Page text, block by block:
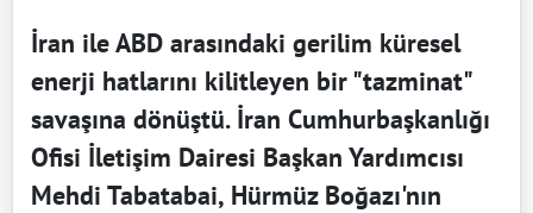
İran ile ABD arasındaki gerilim küresel
enerji hatlarını kilitleyen bir "tazminat"
savaşına dönüştü. İran Cumhurbaşkanlığı
Ofisi İletişim Dairesi Başkan Yardımcısı
Mehdi Tabatabai, Hürmüz Boğazı'nın